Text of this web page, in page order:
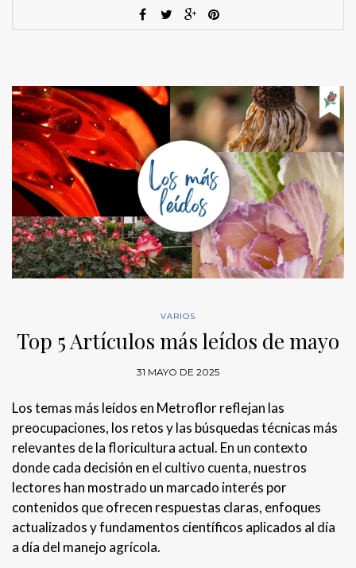
VARIOS
Top 5 Artículos más leídos de mayo
31 MAYO DE 2025
Los temas más leídos en Metroflor reflejan las
preocupaciones, los retos y las búsquedas técnicas más
relevantes de la floricultura actual. En un contexto
donde cada decisión en el cultivo cuenta, nuestros
lectores han mostrado un marcado interés por
contenidos que ofrecen respuestas claras, enfoques
actualizados y fundamentos científicos aplicados al día
a día del manejo agrícola.